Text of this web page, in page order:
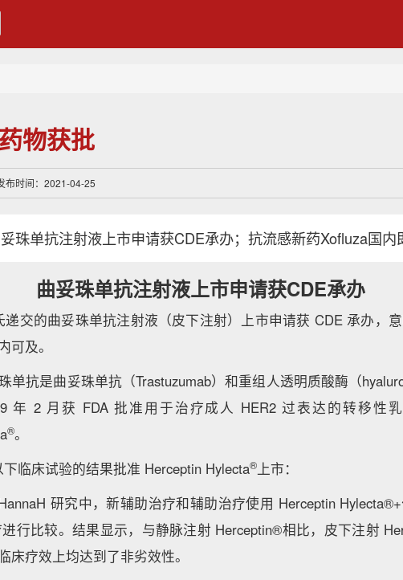
物获批
布时间：2021-04-25
珠单抗注射液上市申请获CDE承办；抗流感新药Xofluza国内
曲妥珠单抗注射液上市申请获CDE承办
递交的曲妥珠单抗注射液（皮下注射）上市申请获 CDE 承办，
可及。
单抗是曲妥珠单抗（Trastuzumab）和重组人透明质酸酶（
年 2 月获 FDA 批准用于治疗成人 HER2 过表达的转移性
®。
临床试验的结果批准 Herceptin Hylecta®上市：
研究中，新辅助治疗和辅助治疗使用 Herceptin
行比较。结果显示，与静脉注射 Herceptin®相比，皮下注射
床疗效上均达到了非劣效性。